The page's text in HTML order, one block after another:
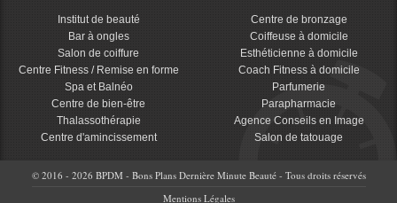
Institut de beauté
Bar à ongles
Salon de coiffure
Centre Fitness / Remise en forme
Spa et Balnéo
Centre de bien-être
Thalassothérapie
Centre d'amincissement
Centre de bronzage
Coiffeuse à domicile
Esthéticienne à domicile
Coach Fitness à domicile
Parfumerie
Parapharmacie
Agence Conseils en Image
Salon de tatouage
© 2016 - 2026 BPDM - Bons Plans Dernière Minute Beauté - Tous droits réservés
Mentions Légales